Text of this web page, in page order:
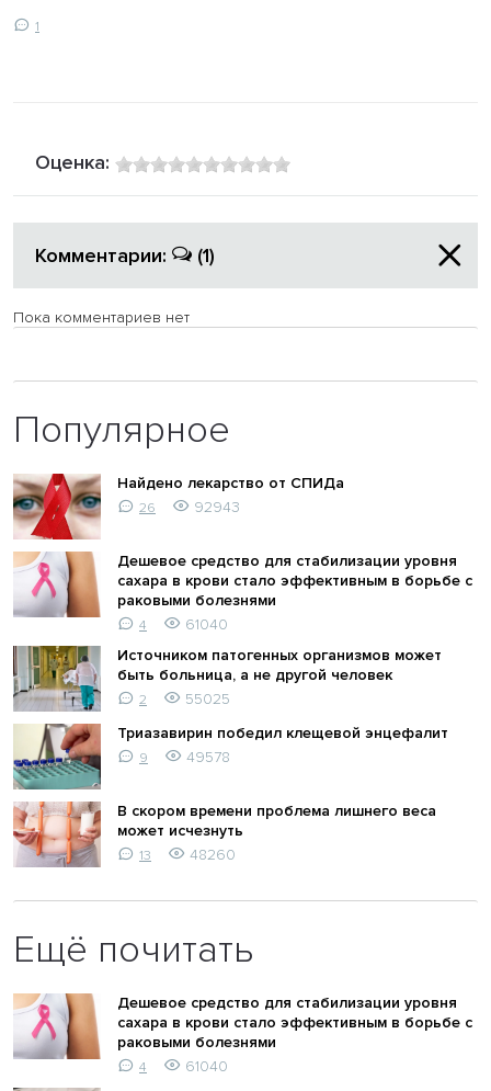
1
Оценка:
Комментарии: (1)
Пока комментариев нет
Популярное
Найдено лекарство от СПИДа
26 92943
Дешевое средство для стабилизации уровня
сахара в крови стало эффективным в борьбе с
раковыми болезнями
4
61040
Источником патогенных организмов может
быть больница, а не другой человек
2
55025
Триазавирин победил клещевой энцефалит
9 49578
В скором времени проблема лишнего веса
может исчезнуть
13 48260
Ещё почитать
Дешевое средство для стабилизации уровня
сахара в крови стало эффективным в борьбе с
раковыми болезнями
4
61040